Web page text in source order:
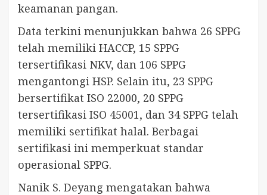
keamanan pangan.
Data terkini menunjukkan bahwa 26 SPPG
telah memiliki HACCP, 15 SPPG
tersertifikasi NKV, dan 106 SPPG
mengantongi HSP. Selain itu, 23 SPPG
bersertifikat ISO 22000, 20 SPPG
tersertifikasi ISO 45001, dan 34 SPPG telah
memiliki sertifikat halal. Berbagai
sertifikasi ini memperkuat standar
operasional SPPG.
Nanik S. Deyang mengatakan bahwa